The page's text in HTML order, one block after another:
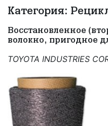
Категория:
Восстановленное
волокно, пригодное
TOYOTA INDUSTRIES